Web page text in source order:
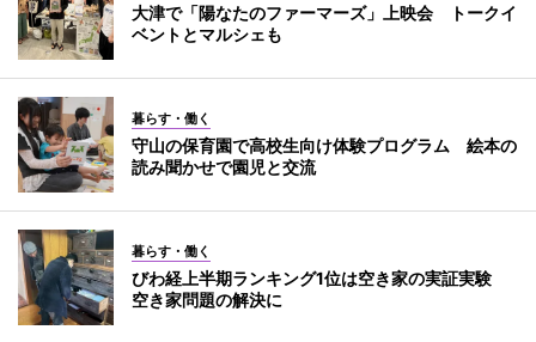
大津で「陽なたのファーマーズ」上映会 トークイ
ベントとマルシェも
暮らす・働く
守山の保育園で高校生向け体験プログラム 絵本の
読み聞かせで園児と交流
暮らす・働く
びわ経上半期ランキング1位は空き家の実証実験
空き家問題の解決に